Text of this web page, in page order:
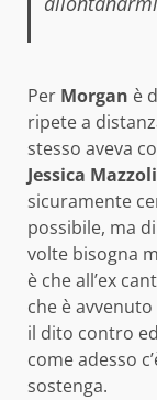
Per Morgan è
ripete a
stesso aveva
Jessica Mazzoli
sicuramente
possibile, ma
volte bisogna
è che all’ex
che è
il dito contro
come adesso
sostenga.